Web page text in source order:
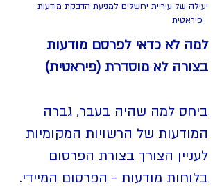
יעילה של עיריית ירושלים למניעת הדבקת מודעות
למה לא כדאי לפרסם מודעות
בצורה לא מוסדרת (פיראטית)
ביחס למה שהיה בעבר, גברה
המודעות של הרשויות המקומיות
לעניין הצורך בצורת הפרסום
בלוחות מודעות - הפרסום המיידי.